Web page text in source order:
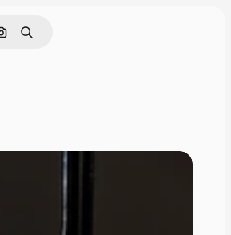
Cerca per immagine
Ricerca